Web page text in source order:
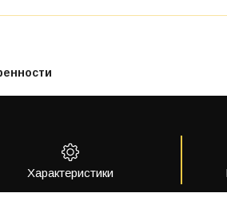
Характеристики